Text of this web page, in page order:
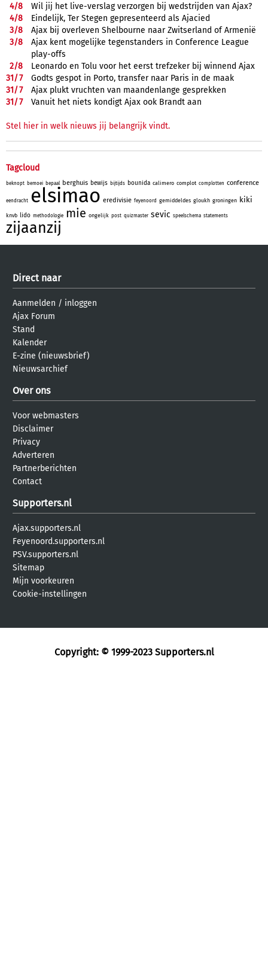
4/8
Wil jij het live-verslag verzorgen bij wedstrijden van Ajax?
4/8
Eindelijk, Ter Stegen gepresenteerd als Ajacied
3/8
Ajax bij overleven Shelbourne naar Zwitserland of Armenië
3/8
Ajax kent mogelijke tegenstanders in Conference League
play-offs
2/8
Leonardo en Tolu voor het eerst trefzeker bij winnend Ajax
31/7
Godts gespot in Porto, transfer naar Paris in de maak
31/7
Ajax plukt vruchten van maandenlange gesprekken
31/7 Vanuit het niets kondigt Ajax ook Brandt aan
Stel hier in welk nieuws jij belangrijk vindt.
Tagcloud
beknopt bemoei bepaal berghuis bewijs bijtijds bounida calimero complot complotten conference
eendracht elsimao eredivisie feyenoord gemiddeldes gloukh groningen kiki
knvb lido methodologie mie ongelijk post quizmaster sevic speelschema statements
zijaanzij
Direct naar
Aanmelden / inloggen
Ajax Forum
Stand
Kalender
E-zine (nieuwsbrief)
Nieuwsarchief
Over ons
Voor webmasters
Disclaimer
Privacy
Adverteren
Partnerberichten
Contact
Supporters.nl
Ajax.supporters.nl
Feyenoord.supporters.nl
PSV.supporters.nl
Sitemap
Mijn voorkeuren
Cookie-instellingen
Copyright: © 1999-2023 Supporters.nl